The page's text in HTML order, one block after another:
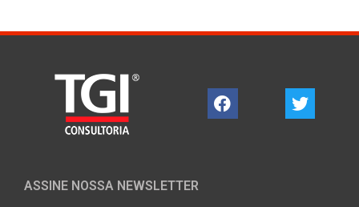
ASSINE NOSSA NEWSLETTER